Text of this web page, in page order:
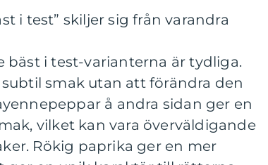
i test” skiljer sig från varandra
bäst i test-varianterna är tydliga.
smak utan att förändra den
å andra sidan ger en
vilket kan vara överväldigande
Rökig paprika ger en mer